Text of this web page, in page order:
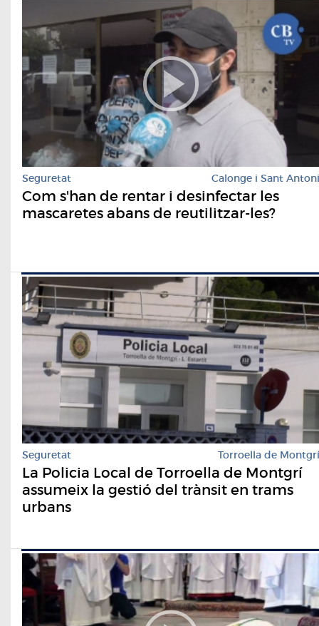
Seguretat Calonge i Sant Antoni
Com s'han de rentar i desinfectar les
mascaretes abans de reutilitzar-les?
Seguretat Torroella de Montgrí
La Policia Local de Torroella de Montgrí
assumeix la gestió del trànsit en trams
urbans